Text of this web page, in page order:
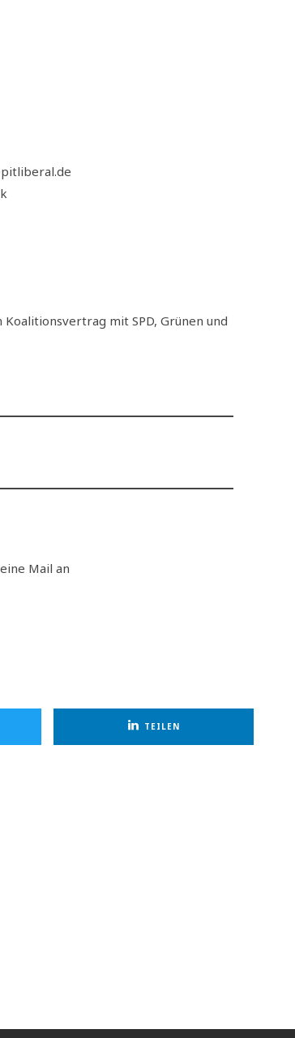
mit SPD, Grünen und
Mail an
TEILEN